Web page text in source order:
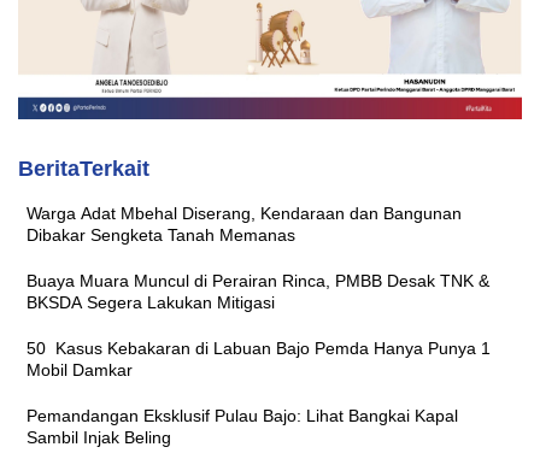
BeritaTerkait
Warga Adat Mbehal Diserang, Kendaraan dan Bangunan
Dibakar Sengketa Tanah Memanas
Buaya Muara Muncul di Perairan Rinca, PMBB Desak TNK &
BKSDA Segera Lakukan Mitigasi
50 Kasus Kebakaran di Labuan Bajo Pemda Hanya Punya 1
Mobil Damkar
Pemandangan Eksklusif Pulau Bajo: Lihat Bangkai Kapal
Sambil Injak Beling